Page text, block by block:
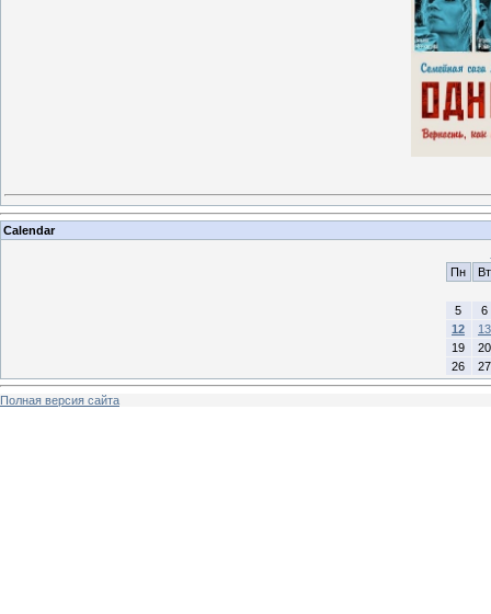
Calendar
Пн
Вт
5
6
12
13
19
20
26
27
Полная версия сайта